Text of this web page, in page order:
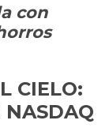
con
CIELO:
NASDAQ